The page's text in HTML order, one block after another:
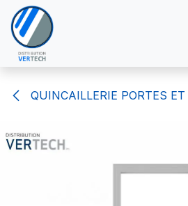
Se rendre au contenu
QUINCAILLERIE PORTES ET